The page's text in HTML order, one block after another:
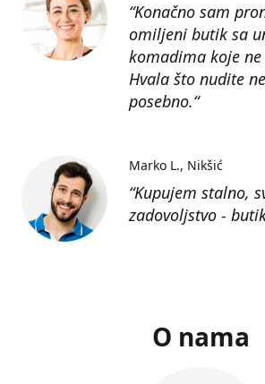
“Konačno sam
omiljeni butik sa
komadima koje ne
Hvala što nudite
posebno.“
“Kupujem stalno,
zadovoljstvo -
Marko L. Nikšić
O nama